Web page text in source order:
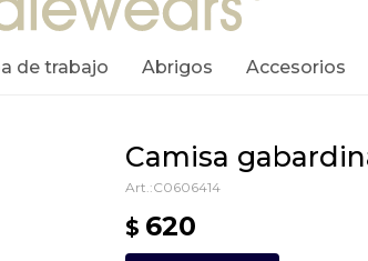
de trabajo abrigos accesorios
camisa
C0606414
$ 620